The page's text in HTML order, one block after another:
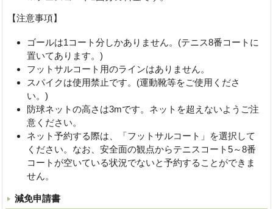
【注意事項】
ゴールは1コート分しかありません。(テニス8番コートに
置いてあります。)
フットサルコート用のラインはありません。
スパイクは使用禁止です。(運動靴等をご使用くださ
い。)
防球ネットの高さは3mです。ネットを超えないようご注
意ください。
ネット予約する際は、「フットサルコート」を選択して
ください。なお、安全面の観点からテニスコート5～8番
コートが空いている状況でないと予約することができま
せん。
減免申請書